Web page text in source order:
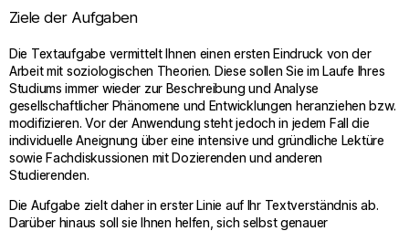
Ziele der Aufgaben
Die Textaufgabe vermittelt Ihnen einen ersten Eindruck von der
Arbeit mit soziologischen Theorien. Diese sollen Sie im Laufe Ihres
Studiums immer wieder zur Beschreibung und Analyse
gesellschaftlicher Phänomene und Entwicklungen heranziehen bzw.
modifizieren. Vor der Anwendung steht jedoch in jedem Fall die
individuelle Aneignung über eine intensive und gründliche Lektüre
sowie Fachdiskussionen mit Dozierenden und anderen
Studierenden.
Die Aufgabe zielt daher in erster Linie auf Ihr Textverständnis ab.
Darüber hinaus soll sie Ihnen helfen, sich selbst genauer